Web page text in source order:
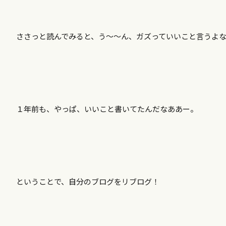
ささっと読んでみると、う〜〜ん、ガズっていいこと言うよな
１年前も、やっぱ、いいこと書いてたんだなああー。
ということで、自分のブログをリブログ！